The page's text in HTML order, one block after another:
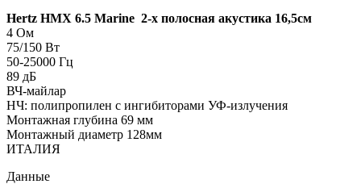
Hertz HMX 6.5 Marine 2-х полосная акустика 16,5см
4 Ом
75/150 Вт
50-25000 Гц
89 дБ
ВЧ-майлар
НЧ: полипропилен с ингибиторами УФ-излучения
Монтажная глубина 69 мм
Монтажный диаметр 128мм
ИТАЛИЯ
Данные